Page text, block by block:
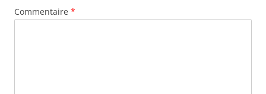
Commentaire *